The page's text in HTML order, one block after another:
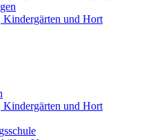
und Hort
und Hort